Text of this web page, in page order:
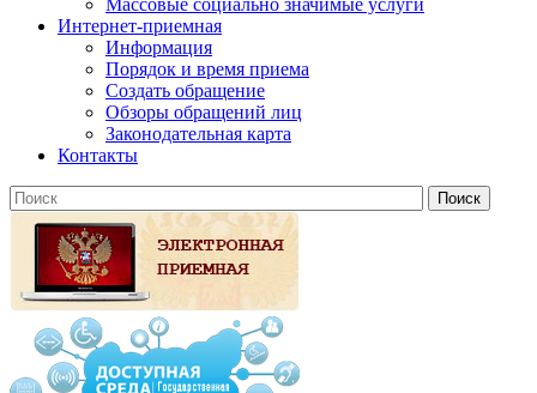
Массовые социально значимые услуги
Интернет-приемная
Информация
Порядок и время приема
Создать обращение
Обзоры обращений лиц
Законодательная карта
Контакты